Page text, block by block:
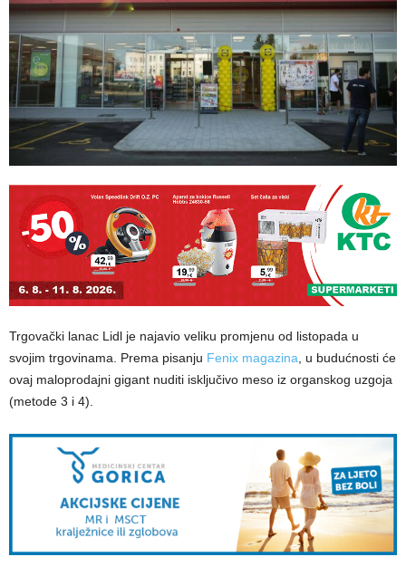
Trgovački lanac Lidl je najavio veliku promjenu od listopada u
svojim trgovinama. Prema pisanju Fenix magazina , u budućnosti će
ovaj maloprodajni gigant nuditi isključivo meso iz organskog uzgoja
(metode 3 i 4).